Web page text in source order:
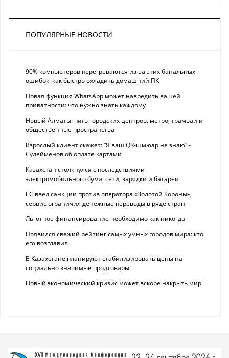
ПОПУЛЯРНЫЕ НОВОСТИ
90% компьютеров перегреваются из-за этих банальных
ошибок: как быстро охладить домашний ПК
Новая функция WhatsApp может навредить вашей
приватности: что нужно знать каждому
Новый Алматы: пять городских центров, метро, трамваи и
общественные пространства
Взрослый клиент скажет: “Я ваш QR-шмюар не знаю“ -
Сулейменов об оплате картами
Казахстан столкнулся с последствиями
электромобильного бума: сети, зарядки и батареи
ЕС ввел санкции против оператора «Золотой Короны»,
сервис ограничил денежные переводы в ряде стран
Льготное финансирование необходимо как никогда
Появился свежий рейтинг самых умных городов мира: кто
его возглавил
В Казахстане планируют стабилизировать цены на
социально значимые продтовары
Новый экономический кризис может вскоре накрыть мир